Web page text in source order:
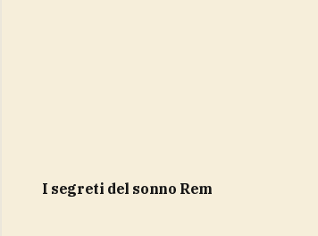
i segreti del sonno Rem